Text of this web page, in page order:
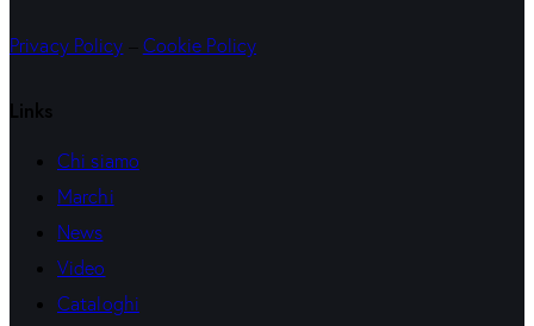
Privacy Policy Cookie Policy
Links
Chi siamo
Marchi
News
Video
Cataloghi